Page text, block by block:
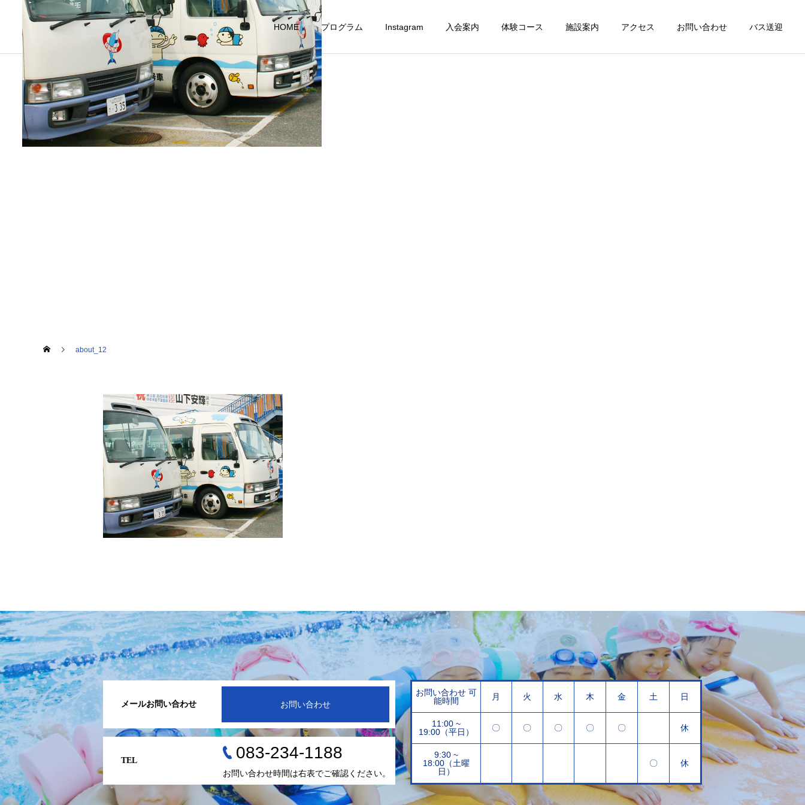
HOME プログラム Instagram 入会案内 体験コース 施設案内 アクセス お問い合わせ バス送迎
ジュニアコース
about_12
メールお問い合わせ お問い合わせ
TEL 083-234-1188
お問い合わせ時間は右表でご確認ください。
お問い合わせ 可
能時間
月 火 水 木 金 土 日
11:00 ~
19:00（平日）
〇 〇 〇 〇 〇 休
9:30 ~
18:00（土曜
日）
〇 休